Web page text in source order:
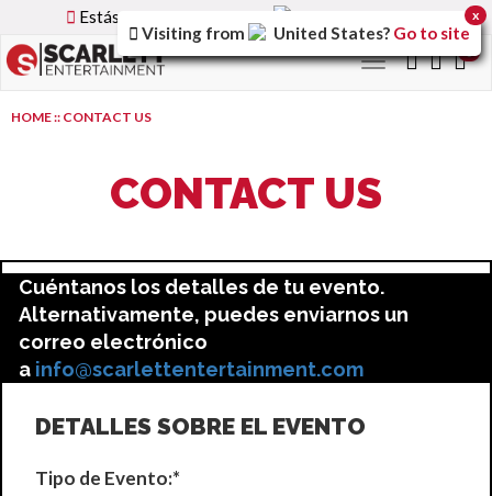
Estás utilizando la versión
Toggle
navigation
HOME:: CONTACT US
CONTACT US
Cuéntanos los detalles de tu evento.
Alternativamente, puedes enviarnos un
correo electrónico
a info@scarlettentertainment.com
DETALLES SOBRE EL EVENTO
Tipo de Evento:*
Visiting from United States? Go to site
x